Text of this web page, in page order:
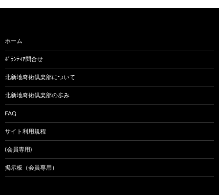
ホーム
ﾎﾞﾗﾝﾃｨｱ問合せ
北新地奇術倶楽部について
北新地奇術倶楽部の歩み
FAQ
サイト利用規程
(会員専用)
掲示板（会員専用）